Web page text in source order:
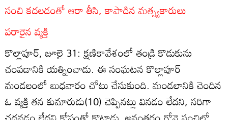
సంచి కదలడంతో ఆరా తీసి, కాపాడిన మత్స్యకారులు
పరారైన వ్యక్తి
కొల్లాపూర్‌, జూలై 31: క్షణికావేశంలో తండ్రి కొడుకును
చంపడానికి యత్నించాడు. ఈ సంఘటన కొల్లాపూర్‌
మండలంలో బుధవారం చోటు చేసుకుంది. మండలానికి చెందిన
ఓ వ్యక్తి తన కుమారుడు(10) చెప్పినట్లు వినడం లేదని, సరిగా